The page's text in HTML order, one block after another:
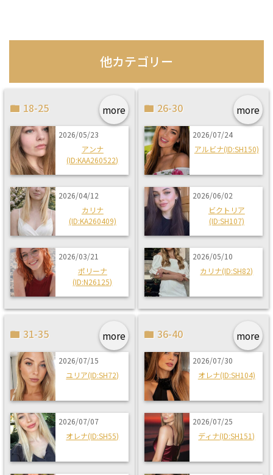
他カテゴリー
more
18-25
2026/05/23
アンナ
(ID:KAA260522)
2026/04/12
カリナ
(ID:KA260409)
2026/03/21
ポリーナ
(ID:N26125)
more
26-30
2026/07/24
アルビナ(ID:SH150)
2026/06/02
ビクトリア
(ID:SH107)
2026/05/10
カリナ(ID:SH82)
more
31-35
2026/07/15
ユリア(ID:SH72)
2026/07/07
オレナ(ID:SH55)
more
36-40
2026/07/30
オレナ(ID:SH104)
2026/07/25
ディナ(ID:SH151)